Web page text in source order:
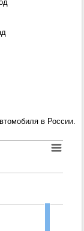
в России.